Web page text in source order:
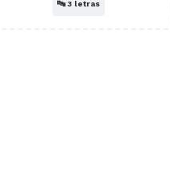
🔤3 letras